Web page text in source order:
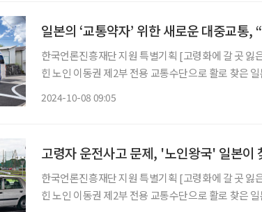
일본의 ‘교통약자’ 위한 새로운 대중교통,
한국언론진흥재단 지원 특별기획 [고령화에 갈 곳 잃
힌 노인 이동권 제2부 전용 교통수단으로 활로 찾은
2024-10-08 09:05
고령자 운전사고 문제, '노인왕국' 일본이
한국언론진흥재단 지원 특별기획 [고령화에 갈 곳 잃
힌 노인 이동권 제2부 전용 교통수단으로 활로 찾은 일본 제3부 첨단 기술과 공유경제, 미래